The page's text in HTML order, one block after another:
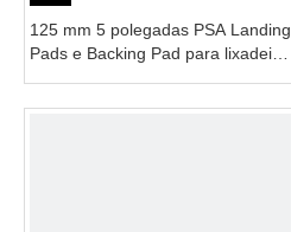
125 mm 5 polegadas PSA Landing
Pads e Backing Pad para lixadeira